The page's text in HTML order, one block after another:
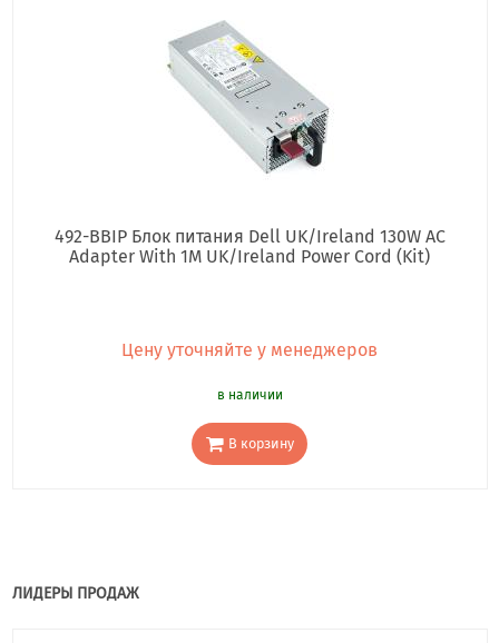
492-BBIP Блок питания Dell UK/Ireland 130W AC
Adapter With 1M UK/Ireland Power Cord (Kit)
Цену уточняйте у менеджеров
в наличии
В корзину
ЛИДЕРЫ ПРОДАЖ